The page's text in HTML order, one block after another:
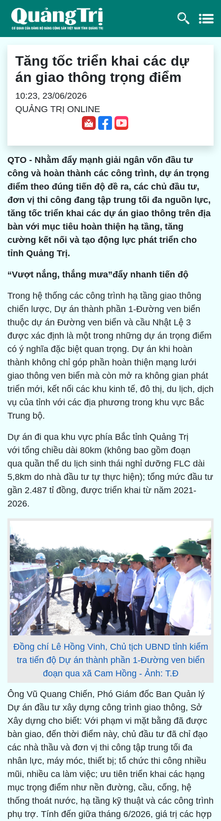
Tăng tốc triển khai các dự
án giao thông trọng điểm
10:23, 23/06/2026
QUẢNG TRỊ ONLINE
QTO - Nhằm đẩy mạnh giải ngân vốn đầu tư
công và hoàn thành các công trình, dự án trọng
điểm theo đúng tiến độ đề ra, các chủ đầu tư,
đơn vị thi công đang tập trung tối đa nguồn lực,
tăng tốc triển khai các dự án giao thông trên địa
bàn với mục tiêu hoàn thiện hạ tầng, tăng
cường kết nối và tạo động lực phát triển cho
tỉnh Quảng Trị.
“Vượt nắng, thắng mưa”đẩy nhanh tiến độ
Trong hệ thống các công trình hạ tầng giao thông
chiến lược, Dự án thành phần 1-Đường ven biển
thuộc dự án Đường ven biển và cầu Nhật Lệ 3
được xác định là một trong những dự án trọng điểm
có ý nghĩa đặc biệt quan trọng. Dự án khi hoàn
thành không chỉ góp phần hoàn thiện mạng lưới
giao thông ven biển mà còn mở ra không gian phát
triển mới, kết nối các khu kinh tế, đô thị, du lịch, dịch
vụ của tỉnh với các địa phương trong khu vực Bắc
Trung bộ.
Dự án đi qua khu vực phía Bắc tỉnh Quảng Trị
với tổng chiều dài 80km (không bao gồm đoạn
qua quần thể du lịch sinh thái nghỉ dưỡng FLC dài
5,8km do nhà đầu tư tự thực hiện); tổng mức đầu tư
gần 2.487 tỉ đồng, được triển khai từ năm 2021-
2026.
Đồng chí Lê Hồng Vinh, Chủ tịch UBND tỉnh kiểm
tra tiến độ Dự án thành phần 1-Đường ven biển
đoạn qua xã Cam Hồng - Ảnh: T.Đ
Ông Vũ Quang Chiến, Phó Giám đốc Ban Quản lý
Dự án đầu tư xây dựng công trình giao thông, Sở
Xây dựng cho biết: Với phạm vi mặt bằng đã được
bàn giao, đến thời điểm này, chủ đầu tư đã chỉ đạo
các nhà thầu và đơn vị thi công tập trung tối đa
nhân lực, máy móc, thiết bị; tổ chức thi công nhiều
mũi, nhiều ca làm việc; ưu tiên triển khai các hạng
mục trọng điểm như nền đường, cầu, cống, hệ
thống thoát nước, hạ tầng kỹ thuật và các công trình
phụ trợ. Tính đến giữa tháng 6/2026, giá trị các hợp